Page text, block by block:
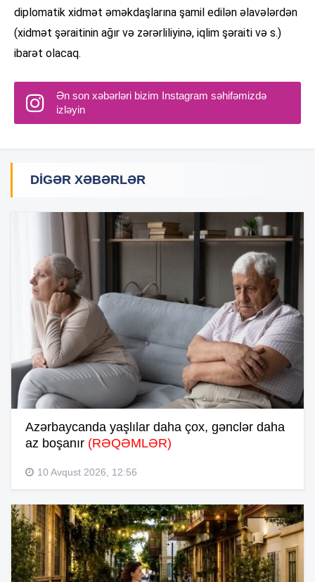
diplomatik xidmət əməkdaşlarına şamil edilən əlavələrdən
(xidmət şəraitinin ağır və zərərliliyinə, iqlim şəraiti və s.)
ibarət olacaq.
Ən son xəbərləri bizim Instagram səhifəmizdə
izləyin
DIGƏR XƏBƏRLƏR
Azərbaycanda yaşlılar daha çox, gənclər daha
az boşanır (RƏQƏMLƏR)
10 Avqust 2026, 12:56